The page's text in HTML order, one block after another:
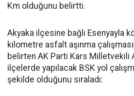
Km olduğunu belirtti.
Akyaka ilçesine bağlı Esenyayla
kilometre asfalt aşınma
belirten AK Parti Kars Milletvekili
ilçelerde yapılacak BSK yol
şekilde olduğunu sıraladı: